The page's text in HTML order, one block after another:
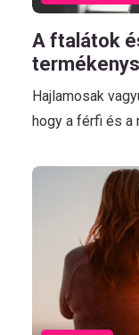
A ftalátok
Hajlamosak
hogy a férfi és a